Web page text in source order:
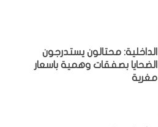
الداخلية: محتالون يستدرجون
الضحايا بصفقات وهمية باسعار
مغرية